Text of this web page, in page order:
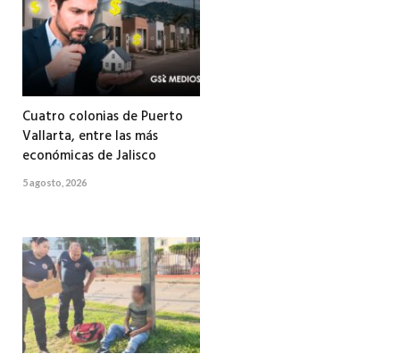
Cuatro colonias de Puerto
Vallarta, entre las más
económicas de Jalisco
5 agosto, 2026